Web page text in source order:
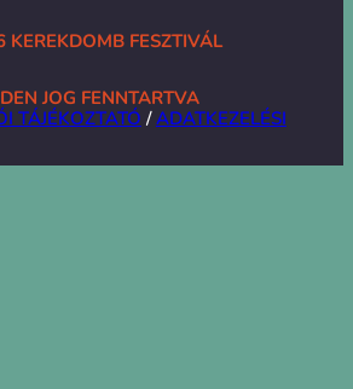
FESZTIVÁL
JOG FENNTARTVA
TÁJÉKOZTATÓ /ADATKEZELÉSI